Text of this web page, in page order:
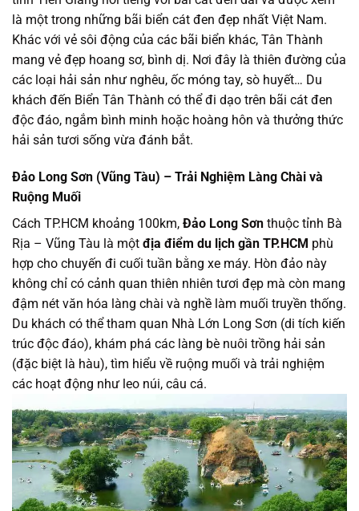
là một trong những bãi biển cát đen đẹp nhất Việt Nam.
Khác với vẻ sôi động của các bãi biển khác, Tân Thành
mang vẻ đẹp hoang sơ, bình dị. Nơi đây là thiên đường của
các loại hải sản như nghêu, ốc móng tay, sò huyết… Du
khách đến Biển Tân Thành có thể đi dạo trên bãi cát đen
độc đáo, ngắm bình minh hoặc hoàng hôn và thưởng thức
hải sản tươi sống vừa đánh bắt.
Đảo Long Sơn (Vũng Tàu) – Trải Nghiệm Làng Chài và
Ruộng Muối
Cách TP.HCM khoảng 100km, Đảo Long Sơn thuộc tỉnh Bà
Rịa – Vũng Tàu là một địa điểm du lịch gần TP.HCM phù
hợp cho chuyến đi cuối tuần bằng xe máy. Hòn đảo này
không chỉ có cảnh quan thiên nhiên tươi đẹp mà còn mang
đậm nét văn hóa làng chài và nghề làm muối truyền thống.
Du khách có thể tham quan Nhà Lớn Long Sơn (di tích kiến
trúc độc đáo), khám phá các làng bè nuôi trồng hải sản
(đặc biệt là hàu), tìm hiểu về ruộng muối và trải nghiệm
các hoạt động như leo núi, câu cá.